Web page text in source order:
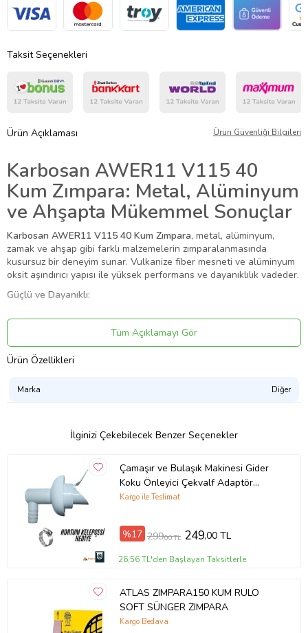
Taksit Seçenekleri
Ürün Açıklaması Ürün Güvenliği Bilgileri
Karbosan AWER11 V115 40
Kum Zımpara: Metal, Alüminyum
ve Ahşapta Mükemmel Sonuçlar
Karbosan AWER11 V115 40 Kum Zımpara, metal, alüminyum,
zamak ve ahşap gibi farklı malzemelerin zımparalanmasında
kusursuz bir deneyim sunar. Vulkanize fiber mesneti ve alüminyum
oksit aşındırıcı yapısı ile yüksek performans ve dayanıklılık vadeder.
Güçlü ve Dayanıklı:
Alüminyum oksit aşındırıcı, hızlı ve etkili zımparalama imkanı sunar.
40 kum zımpara kağıdı, kaba zımparalama ve pürüzleri giderme için
idealdir.
Çok Yönlü Kullanım:
Hobi ve DIY projelerinden profesyonel kullanıma kadar geniş bir
Karbosan AWER11 V115 40 Kum Zımpara'nın Avantajları:
Hızlı ve etkili zımparalama
Uzun ömürlü ve dayanıklı yapı
Çok yönlü kullanım imkanı
Farklı malzemelere uyumluluk
Kolay ve güvenli kullanım
Otomotiv sektörü
Tüm Açıklamayı Gör
Ürün Özellikleri
Marka Diğer
İlginizi Çekebilecek Benzer Seçenekler
Çamaşır ve Bulaşık Makinesi Gider
Koku Önleyici Çekvalf Adaptör
Conta Ø50 mm Haşere ve Koku
Kargo ile Teslimat
%17 299,00 TL 249,00 TL
26,56 TL'den Başlayan Taksitlerle
ATLAS ZIMPARA150 KUM RULO
SOFT SÜNGER ZIMPARA
Kargo Bedava